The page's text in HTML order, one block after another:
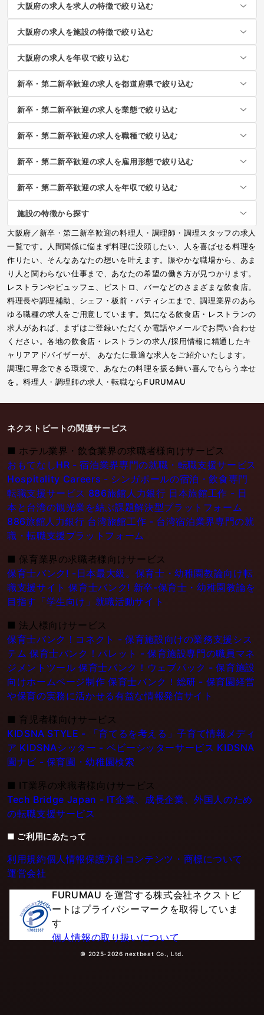
大阪府の求人を求人の特徴で絞り込む
大阪府の求人を施設の特徴で絞り込む
大阪府の求人を年収で絞り込む
新卒・第二新卒歓迎の求人を都道府県で絞り込む
新卒・第二新卒歓迎の求人を業態で絞り込む
新卒・第二新卒歓迎の求人を職種で絞り込む
新卒・第二新卒歓迎の求人を雇用形態で絞り込む
新卒・第二新卒歓迎の求人を年収で絞り込む
施設の特徴から探す
大阪府／新卒・第二新卒歓迎の料理人・調理師・調理スタッフの求人
一覧です。人間関係に悩まず料理に没頭したい、人を喜ばせる料理を
作りたい、そんなあなたの想いを叶えます。賑やかな職場から、あま
り人と関わらない仕事まで、あなたの希望の働き方が見つかります。
レストランやビュッフェ、ビストロ、バーなどのさまざまな飲食店。
料理長や調理補助、シェフ・板前・パティシエまで、調理業界のあら
ゆる職種の求人をご用意しています。気になる飲食店・レストランの
求人があれば、まずはご登録いただくか電話やメールでお問い合わせ
ください。各地の飲食店・レストランの求人/採用情報に精通したキ
ャリアアドバイザーが、 あなたに最適な求人をご紹介いたします。
調理に専念できる環境で、あなたの料理を振る舞い喜んでもらう幸せ
を。料理人・調理師の求人・転職ならFURUMAU
ネクストビートの関連サービス
■ ホテル業界・飲食業界の求職者様向けサービス
おもてなしHR - 宿泊業界専門の就職・転職支援サービス
Hospitality Careers - シンガポールの宿泊・飲食専門
転職支援サービス 886旅館人力銀行 日本旅館工作 - 日
本と台湾の観光業を結ぶ課題解決型プラットフォーム
886旅館人力銀行 台湾旅館工作 - 台湾宿泊業界専門の就
職・転職支援プラットフォーム
■ 保育業界の求職者様向けサービス
保育士バンク! -日本最大級。保育士・幼稚園教論向け転
職支援サイト 保育士バンク! 新卒-保育士・幼稚園教論を
目指す「学生向け」就職活動サイト
■ 法人様向けサービス
保育士バンク！コネクト - 保育施設向けの業務支援シス
テム 保育士バンク！パレット - 保育施設専門の職員マネ
ジメントツール 保育士バンク！ウェブパック - 保育施設
向けホームページ制作 保育士バンク！総研 - 保育園経営
や保育の実務に活かせる有益な情報発信サイト
■ 育児者様向けサービス
KIDSNA STYLE - 「育てるを考える」子育て情報メディ
ア KIDSNAシッター - ベビーシッターサービス KIDSNA
園ナビ - 保育園・幼稚園検索
■ IT業界の求職者様向けサービス
Tech Bridge Japan - IT企業、成長企業、外国人のため
の転職支援サービス
■ ご利用にあたって
利用規約個人情報保護方針コンテンツ・商標について
運営会社
FURUMAU を運営する株式会社ネクストビ
ートはプライバシーマークを取得していま
す
個人情報の取り扱いについて
© 2025-2026 nextbeat Co., Ltd.